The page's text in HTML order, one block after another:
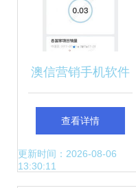
澳信营销手机软件
澳信营销手机软件
下载v1.0 澳信营销
查看详情
更新时间：2026-08-06
13:30:11